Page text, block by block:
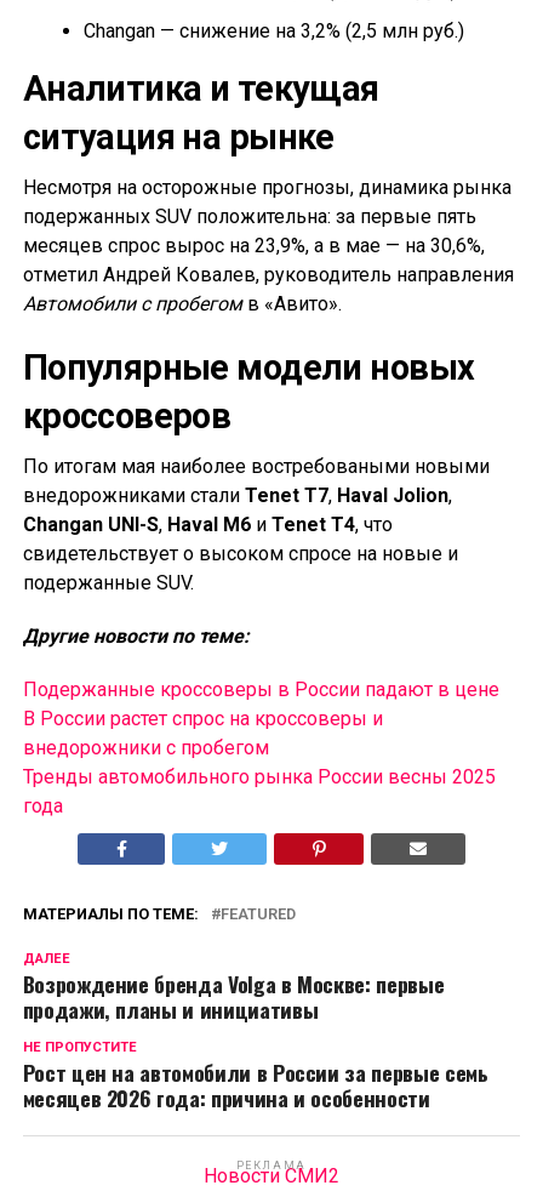
Changan — снижение на 3,2% (2,5 млн руб.)
Аналитика и текущая
ситуация на рынке
Несмотря на осторожные прогнозы, динамика рынка
подержанных SUV положительна: за первые пять
месяцев спрос вырос на 23,9%, а в мае — на 30,6%,
отметил Андрей Ковалев, руководитель направления
Автомобили с пробегомв «Авито».
Популярные модели новых
кроссоверов
По итогам мая наиболее востребоваными новыми
внедорожниками стали Tenet T7, Haval Jolion,
Changan UNI-S, Haval M6и Tenet T4, что
свидетельствует о высоком спросе на новые и
подержанные SUV.
Другие новости по теме:
Подержанные кроссоверы в России падают в цене
В России растет спрос на кроссоверы и
внедорожники с пробегом
Тренды автомобильного рынка России весны 2025
года
МАТЕРИАЛЫ ПО ТЕМЕ: FEATURED
ДАЛЕЕ
Возрождение бренда Volga в Москве: первые
продажи, планы и инициативы
НЕ ПРОПУСТИТЕ
Рост цен на автомобили в России за первые семь
месяцев 2026 года: причина и особенности
РЕКЛАМА
Новости СМИ2